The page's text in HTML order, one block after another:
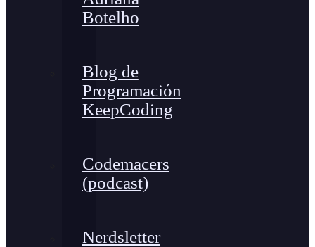
Botelho
Blog de
Programación
KeepCoding
Codemacers
(podcast)
Nerdsletter